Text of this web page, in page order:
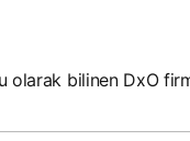
olarak bilinen DxO